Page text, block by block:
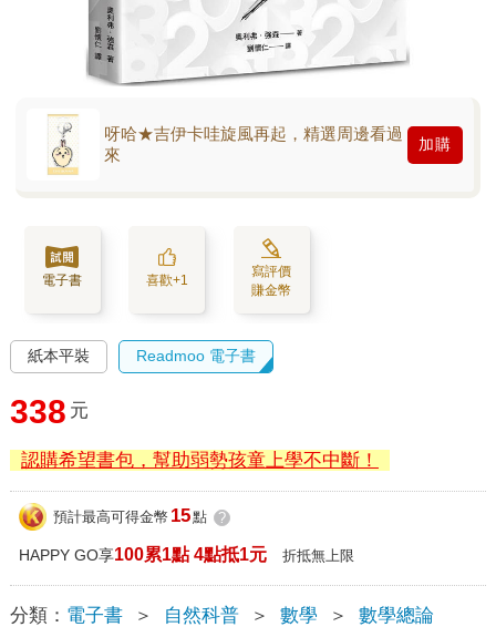
呀哈★吉伊卡哇旋風再起，精選周邊看過
來
加購
電子書 喜歡+1
寫評價
賺金幣
紙本平裝 Readmoo 電子書
338 元
認購希望書包，幫助弱勢孩童上學不中斷！
預計最高可得金幣 15點 ?
HAPPY GO享100累1點 4點抵1元 折抵無上限
分類： 電子書 ＞ 自然科普 ＞ 數學 ＞ 數學總論